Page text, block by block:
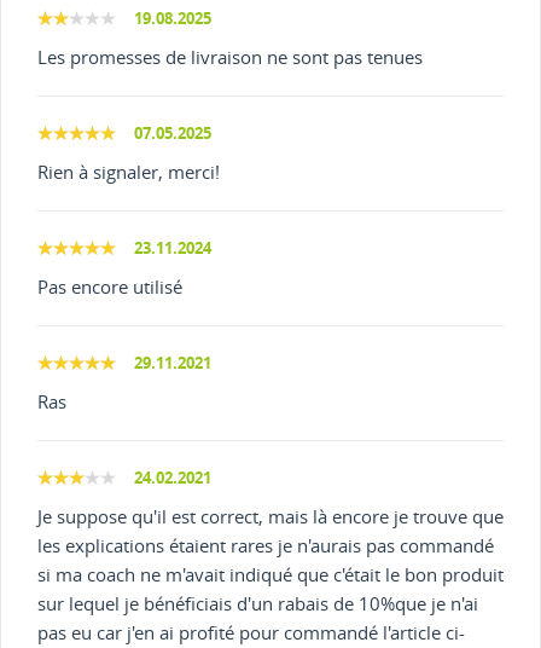
19.08.2025
Les promesses de livraison ne sont pas tenues
07.05.2025
Rien à signaler, merci!
23.11.2024
Pas encore utilisé
29.11.2021
Ras
24.02.2021
Je suppose qu'il est correct, mais là encore je trouve que
les explications étaient rares je n'aurais pas commandé
si ma coach ne m'avait indiqué que c'était le bon produit
sur lequel je bénéficiais d'un rabais de 10%que je n'ai
pas eu car j'en ai profité pour commandé l'article ci-